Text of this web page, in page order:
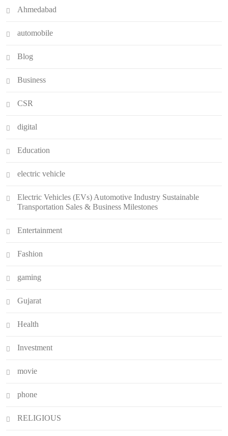
Ahmedabad
automobile
Blog
Business
CSR
digital
Education
electric vehicle
Electric Vehicles (EVs) Automotive Industry Sustainable
Transportation Sales & Business Milestones
Entertainment
Fashion
gaming
Gujarat
Health
Investment
movie
phone
RELIGIOUS